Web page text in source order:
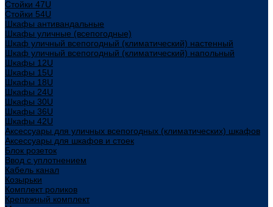
Стойки 47U
Стойки 54U
Шкафы антивандальные
Шкафы уличные (всепогодные)
Шкаф уличный всепогодный (климатический) настенный
Шкаф уличный всепогодный (климатический) напольный
Шкафы 12U
Шкафы 15U
Шкафы 18U
Шкафы 24U
Шкафы 30U
Шкафы 36U
Шкафы 42U
Аксессуары для уличных всепогодных (климатических) шкафов
Аксессуары для шкафов и стоек
Блок розеток
Ввод с уплотнением
Кабель канал
Козырьки
Комплект роликов
Крепежный комплект